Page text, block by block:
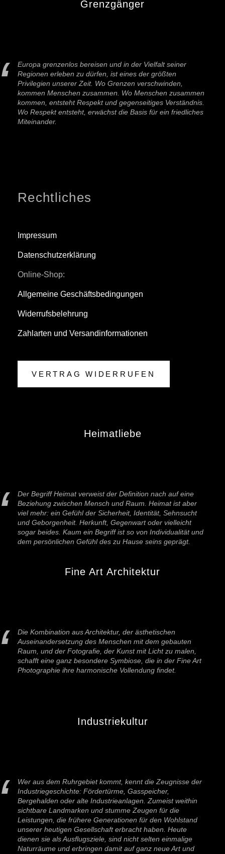
Grenzgänger
Europa grenzenlos bereisen und in der Vielfalt seiner
Regionen erleben zu dürfen, ist eines der größten
Privilegien unserer Zeit. Wo Grenzen verschwinden,
kommen Menschen zusammen. Wo Menschen zusammen
kommen, entsteht Respekt und gegenseitiges Verständnis.
Wo Respekt entsteht, erwächst die Basis für ein friedliches
Miteinander.
Rechtliches
Impressum
Datenschutzerklärung
Online-Shop:
Allgemeine Geschäftsbedingungen
Widerrufsbelehrung
Zahlarten und Versandinformationen
VERTRAG WIDERRUFEN
Heimatliebe
Der Begriff Heimat verweist der Definition nach auf eine
Beziehung zwischen Mensch und Raum. Heimat ist aber
viel mehr: ein Gefühl der Sicherheit, Identität, Sehnsucht
und Geborgenheit. Herkunft, Gegenwart oder vielleicht
sogar beides. Kaum ein Begriff ist so von Individualität und
dem persönlichen Gefühl des zu Hause seins geprägt.
Fine Art Architektur
Die Kombination aus Architektur, der ästhetischen
Auseinandersetzung des Menschen mit dem gebauten
Raum, und der Fotografie, der Kunst mit Licht zu malen,
schafft eine ganz besondere Symbiose, die in der Fine Art
Photographie ihre harmonische Vollendung findet.
Industriekultur
Wer aus dem Ruhrgebiet kommt, kennt die Zeugnisse der
Industriegeschichte: Fördertürme, Gasspeicher,
Bergehalden oder alte Industrieanlagen. Zumeist weithin
sichtbare Landmarken und stumme Zeugen für die
Leistungen, die frühere Generationen für den Wohlstand
unserer heutigen Gesellschaft erbracht haben. Heute
dienen sie als Ausflugsziele, sind nicht selten einmalige
Naturräume und erbringen damit auf ganz neue Art und